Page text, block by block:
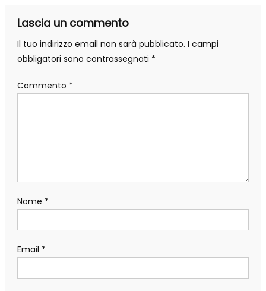
Lascia un commento
Il tuo indirizzo email non sarà pubblicato. I campi
obbligatori sono contrassegnati *
Commento *
Nome *
Email *